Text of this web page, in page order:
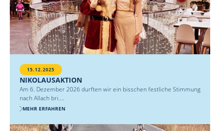
15.12.2025
NIKOLAUSAKTION
Am 6. Dezember 2026 durften wir ein bisschen festliche Stimmung
nach Allach bri....
MEHR ERFAHREN